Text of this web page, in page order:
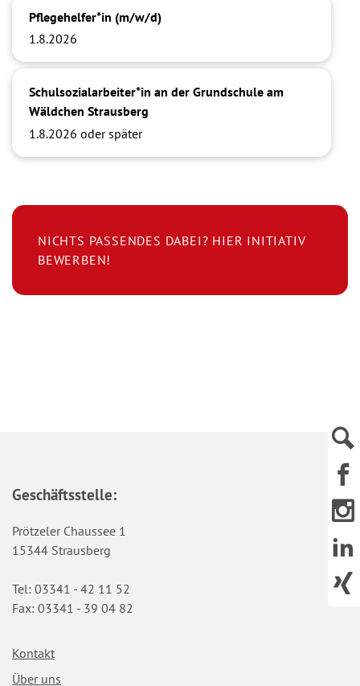
Pflegehelfer*in (m/w/d)
1.8.2026
Schulsozialarbeiter*in an der Grundschule am
Wäldchen Strausberg
1.8.2026 oder später
NICHTS PASSENDES DABEI? HIER INITIATIV
BEWERBEN!
Geschäftsstelle:
Prötzeler Chaussee 1
15344 Strausberg
Tel: 03341 - 42 11 52
Fax: 03341 - 39 04 82
Navigation
überspringen
Kontakt
Über uns